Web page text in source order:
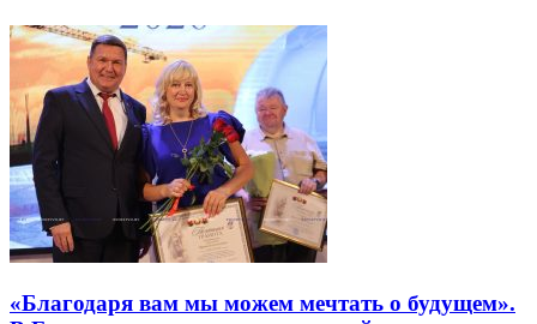
«Благодаря вам мы можем мечтать о будущем».